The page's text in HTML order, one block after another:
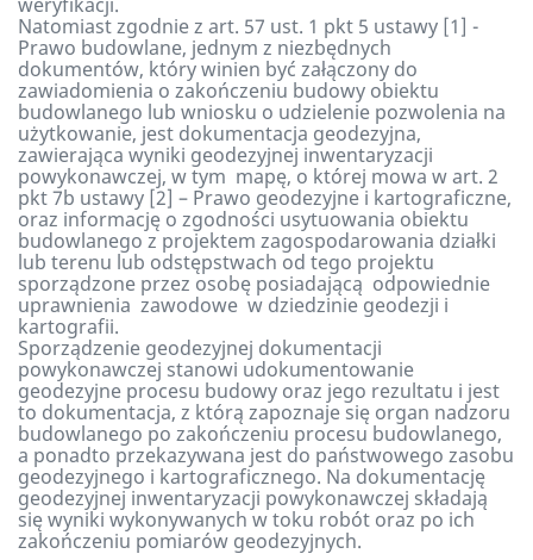
Natomiast zgodnie z art. 57 ust. 1 pkt 5 ustawy [1] -
Prawo budowlane, jednym z niezbędnych
dokumentów, który winien być załączony do
zawiadomienia o zakończeniu budowy obiektu
budowlanego lub wniosku o udzielenie pozwolenia na
użytkowanie, jest dokumentacja geodezyjna,
zawierająca wyniki geodezyjnej inwentaryzacji
powykonawczej, w tym mapę, o której mowa w art. 2
pkt 7b ustawy [2] – Prawo geodezyjne i kartograficzne,
oraz informację o zgodności usytuowania obiektu
budowlanego z projektem zagospodarowania działki
lub terenu lub odstępstwach od tego projektu
sporządzone przez osobę posiadającą odpowiednie
uprawnienia zawodowe w dziedzinie geodezji i
kartografii.
Sporządzenie geodezyjnej dokumentacji
powykonawczej stanowi udokumentowanie
geodezyjne procesu budowy oraz jego rezultatu i jest
to dokumentacja, z którą zapoznaje się organ nadzoru
budowlanego po zakończeniu procesu budowlanego,
a ponadto przekazywana jest do państwowego zasobu
geodezyjnego i kartograficznego. Na dokumentację
geodezyjnej inwentaryzacji powykonawczej składają
się wyniki wykonywanych w toku robót oraz po ich
zakończeniu pomiarów geodezyjnych.